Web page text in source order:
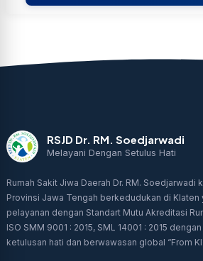
RSJD Dr. RM. Soedjarwadi
Melayani Dengan Setulus Hati
Rumah Sakit Jiwa Daerah Dr. RM. Soedjarwadi
Provinsi Jawa Tengah berkedudukan di Klaten
pelayanan dengan Standart Mutu Akreditasi
ISO SMM 9001 : 2015, SML 14001 : 2015
ketulusan hati dan berwawasan global “From